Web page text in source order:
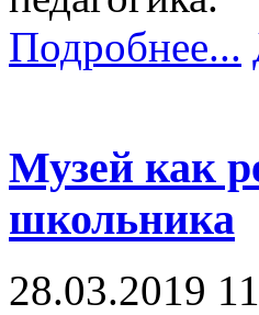
Подробнее...
Музей как
школьника
28.03.2019